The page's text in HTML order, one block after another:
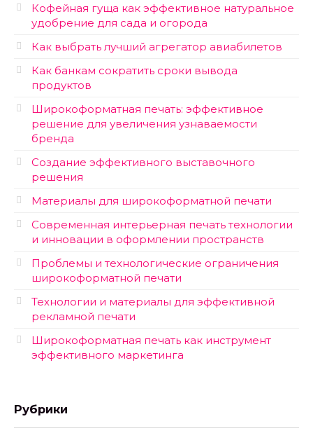
Кофейная гуща как эффективное натуральное
удобрение для сада и огорода
Как выбрать лучший агрегатор авиабилетов
Как банкам сократить сроки вывода
продуктов
Широкоформатная печать: эффективное
решение для увеличения узнаваемости
бренда
Создание эффективного выставочного
решения
Материалы для широкоформатной печати
Современная интерьерная печать технологии
и инновации в оформлении пространств
Проблемы и технологические ограничения
широкоформатной печати
Технологии и материалы для эффективной
рекламной печати
Широкоформатная печать как инструмент
эффективного маркетинга
Рубрики